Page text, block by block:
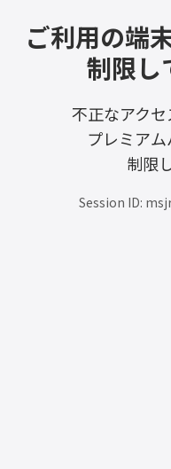
ご利用の端
制限し
不正なアクセ
プレミア
制限
Session ID: